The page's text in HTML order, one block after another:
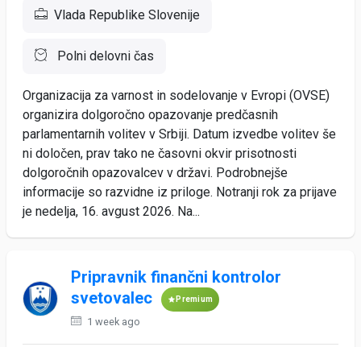
Vlada Republike Slovenije
Polni delovni čas
Organizacija za varnost in sodelovanje v Evropi (OVSE)
organizira dolgoročno opazovanje predčasnih
parlamentarnih volitev v Srbiji. Datum izvedbe volitev še
ni določen, prav tako ne časovni okvir prisotnosti
dolgoročnih opazovalcev v državi. Podrobnejše
informacije so razvidne iz priloge. Notranji rok za prijave
je nedelja, 16. avgust 2026. Na...
Pripravnik finančni kontrolor
svetovalec
Premium
1 week ago